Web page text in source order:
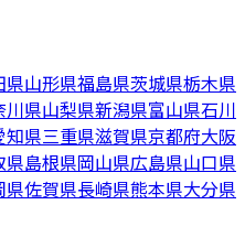
県山形県福島県茨城県栃木県
川県山梨県新潟県富山県石川
知県三重県滋賀県京都府大阪
県島根県岡山県広島県山口県
県佐賀県長崎県熊本県大分県